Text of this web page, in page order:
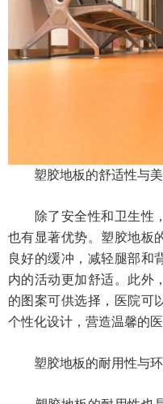
塑胶地板的舒适性与美
除了安全性和卫生性，
也有显著优势。塑胶地板
良好的缓冲，减轻腿部和
内的活动更加舒适。此外
的图案可供选择，医院可
个性化设计，营造温馨的医
塑胶地板的耐用性与环